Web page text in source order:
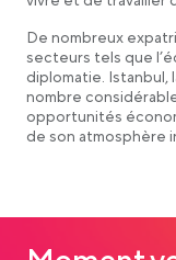
De nombreux
secteurs tels que
diplomatie. Istanbul,
nombre
opportunités
de son atmosphère